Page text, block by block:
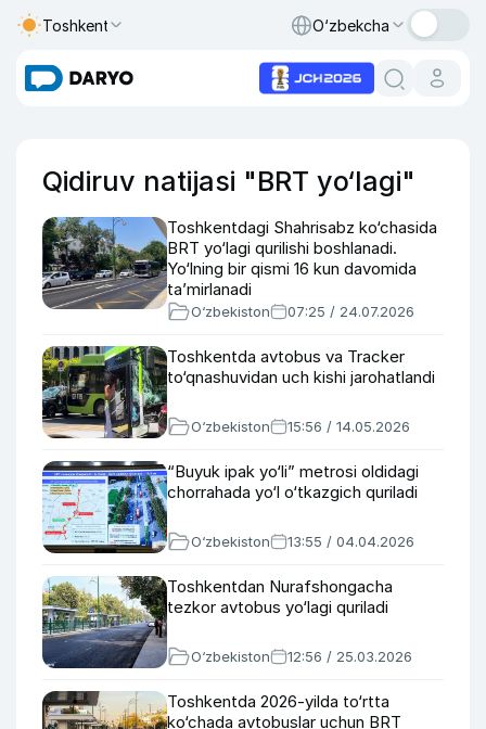
Toshkent O‘zbekcha
Qidiruv natijasi "BRT yo‘lagi"
Toshkentdagi Shahrisabz ko‘chasida
BRT yo‘lagi qurilishi boshlanadi.
Yo‘lning bir qismi 16 kun davomida
ta’mirlanadi
O‘zbekiston 07:25 / 24.07.2026
Toshkentda avtobus va Tracker
to‘qnashuvidan uch kishi jarohatlandi
O‘zbekiston 15:56 / 14.05.2026
“Buyuk ipak yo‘li” metrosi oldidagi
chorrahada yo‘l o‘tkazgich quriladi
O‘zbekiston 13:55 / 04.04.2026
Toshkentdan Nurafshongacha
tezkor avtobus yo‘lagi quriladi
O‘zbekiston 12:56 / 25.03.2026
Toshkentda 2026-yilda to‘rtta
ko‘chada avtobuslar uchun BRT